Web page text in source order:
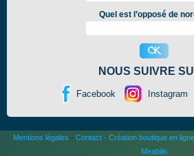
Quel est l’opposé de
NOUS SUIVRE
Facebook Instagram
Mentions légales - Contact - Création boutique en
Meabilis